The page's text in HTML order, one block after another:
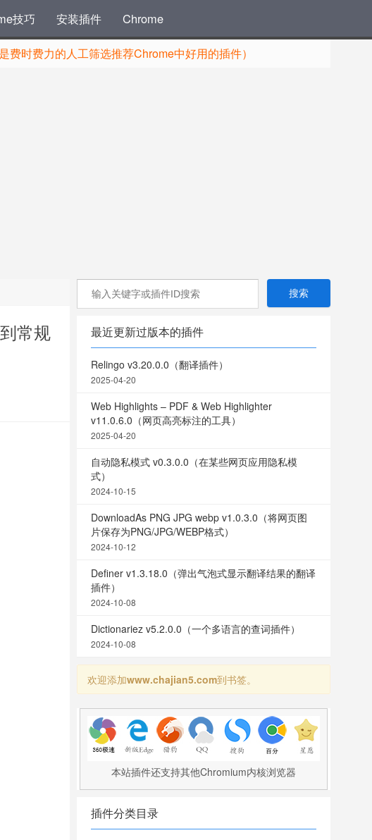
技巧 安装插件 Chrome
费时费力的人工筛选推荐Chrome中好用的插件）
常规
最近更新过版本的插件
Relingo v3.20.0.0（翻译插件）
2025-04-20
Web Highlights – PDF & Web Highlighter
v11.0.6.0（网页高亮标注的工具）
2025-04-20
自动隐私模式 v0.3.0.0（在某些网页应用隐私模
式）
2024-10-15
DownloadAs PNG JPG webp v1.0.3.0（将网页图
片保存为PNG/JPG/WEBP格式）
2024-10-12
Definer v1.3.18.0（弹出气泡式显示翻译结果的翻译
插件）
2024-10-08
Dictionariez v5.2.0.0（一个多语言的查词插件）
2024-10-08
欢迎添加www.chajian5.com到书签。
本站插件还支持其他Chromium内核浏览器
插件分类目录